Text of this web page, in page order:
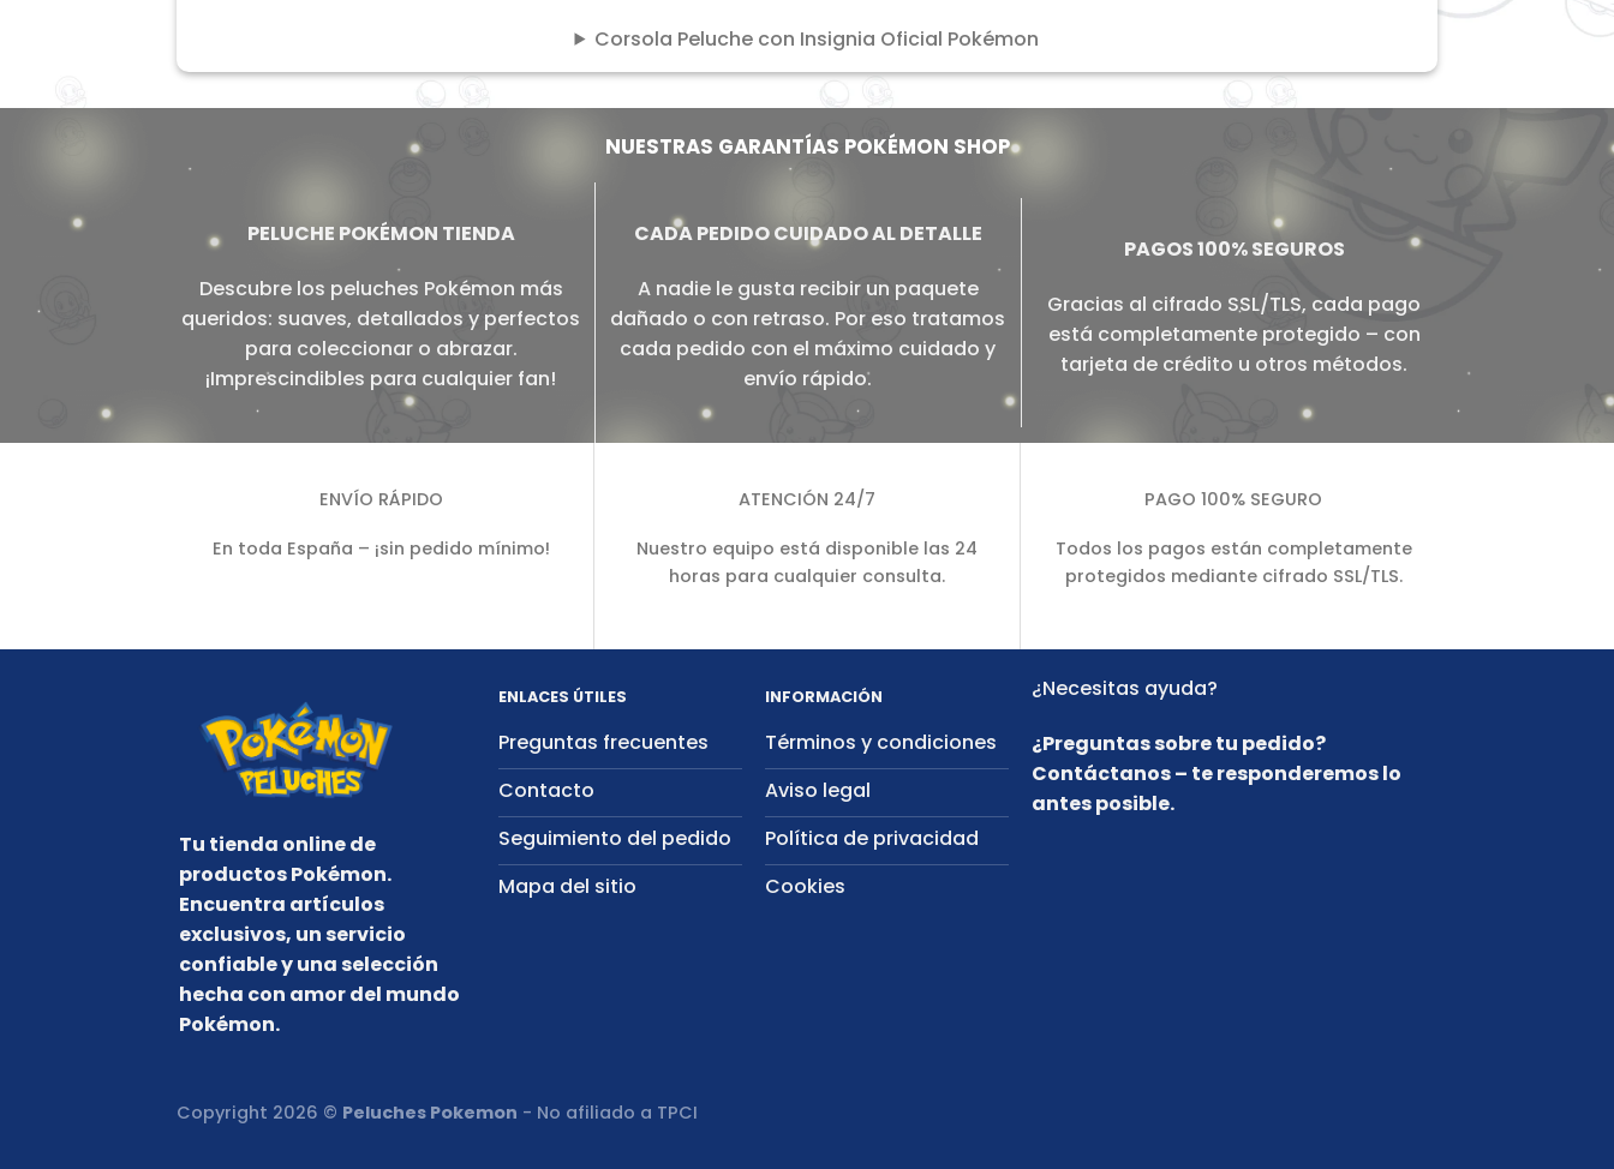
Corsola Peluche con Insignia Oficial Pokémon
NUESTRAS GARANTÍAS POKÉMON SHOP
PELUCHE POKÉMON TIENDA
Descubre los peluches Pokémon más
queridos: suaves, detallados y perfectos
para coleccionar o abrazar.
¡Imprescindibles para cualquier fan!
CADA PEDIDO CUIDADO AL DETALLE
A nadie le gusta recibir un paquete
dañado o con retraso. Por eso tratamos
cada pedido con el máximo cuidado y
envío rápido.
PAGOS 100% SEGUROS
Gracias al cifrado SSL/TLS, cada pago
está completamente protegido – con
tarjeta de crédito u otros métodos.
ENVÍO RÁPIDO
En toda España – ¡sin pedido mínimo!
ATENCIÓN 24/7
Nuestro equipo está disponible las 24
horas para cualquier consulta.
PAGO 100% SEGURO
Todos los pagos están completamente
protegidos mediante cifrado SSL/TLS.
Tu tienda online de
productos Pokémon.
Encuentra artículos
exclusivos, un servicio
confiable y una selección
hecha con amor del mundo
Pokémon.
ENLACES ÚTILES
Preguntas frecuentes
Contacto
Seguimiento del pedido
Mapa del sitio
INFORMACIÓN
Términos y condiciones
Aviso legal
Política de privacidad
Cookies
¿Necesitas ayuda?
¿Preguntas sobre tu pedido?
Contáctanos – te responderemos lo
antes posible.
Copyright 2026 © Peluches Pokemon - No afiliado a TPCI